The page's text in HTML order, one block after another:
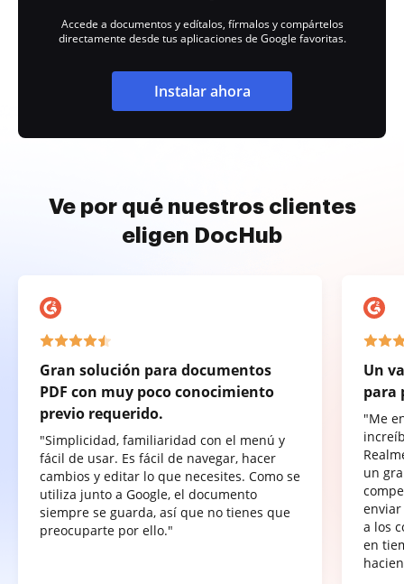
Accede a documentos y edítalos, fírmalos y compártelos
directamente desde tus aplicaciones de Google favoritas.
Instalar ahora
Ve por qué nuestros clientes
eligen DocHub
Gran solución para documentos
PDF con muy poco conocimiento
previo requerido.
"Simplicidad, familiaridad con el menú y
fácil de usar. Es fácil de navegar, hacer
cambios y editar lo que necesites. Como se
utiliza junto a Google, el documento
siempre se guarda, así que no tienes que
preocuparte por ello."
Un
para
"Me
un
a los
en